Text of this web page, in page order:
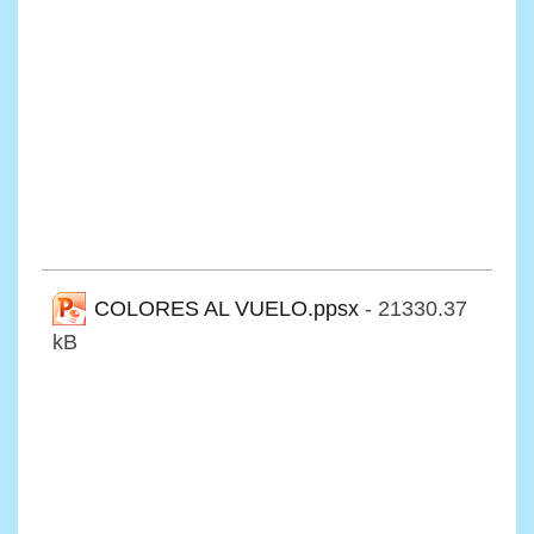
COLORES AL VUELO.ppsx - 21330.37
kB